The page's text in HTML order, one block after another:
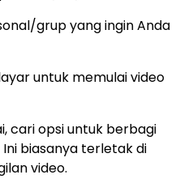
grup yang ingin Anda
untuk memulai video
cari opsi untuk berbagi
biasanya terletak di
video.